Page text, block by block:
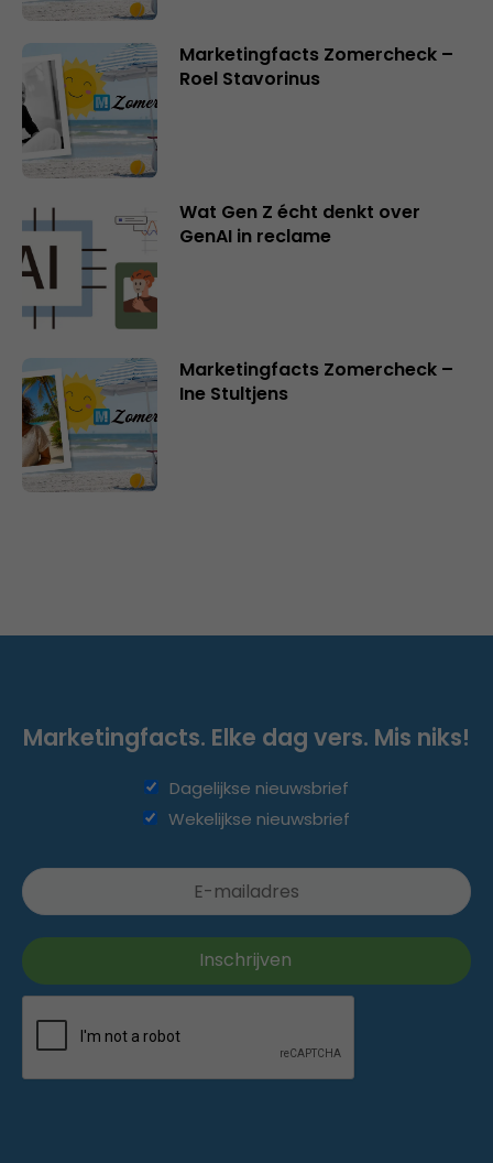
Marketingfacts Zomercheck –
Roel Stavorinus
Wat Gen Z écht denkt over
GenAI in reclame
Marketingfacts Zomercheck –
Ine Stultjens
Marketingfacts. Elke dag vers. Mis niks!
Dagelijkse nieuwsbrief
Wekelijkse nieuwsbrief